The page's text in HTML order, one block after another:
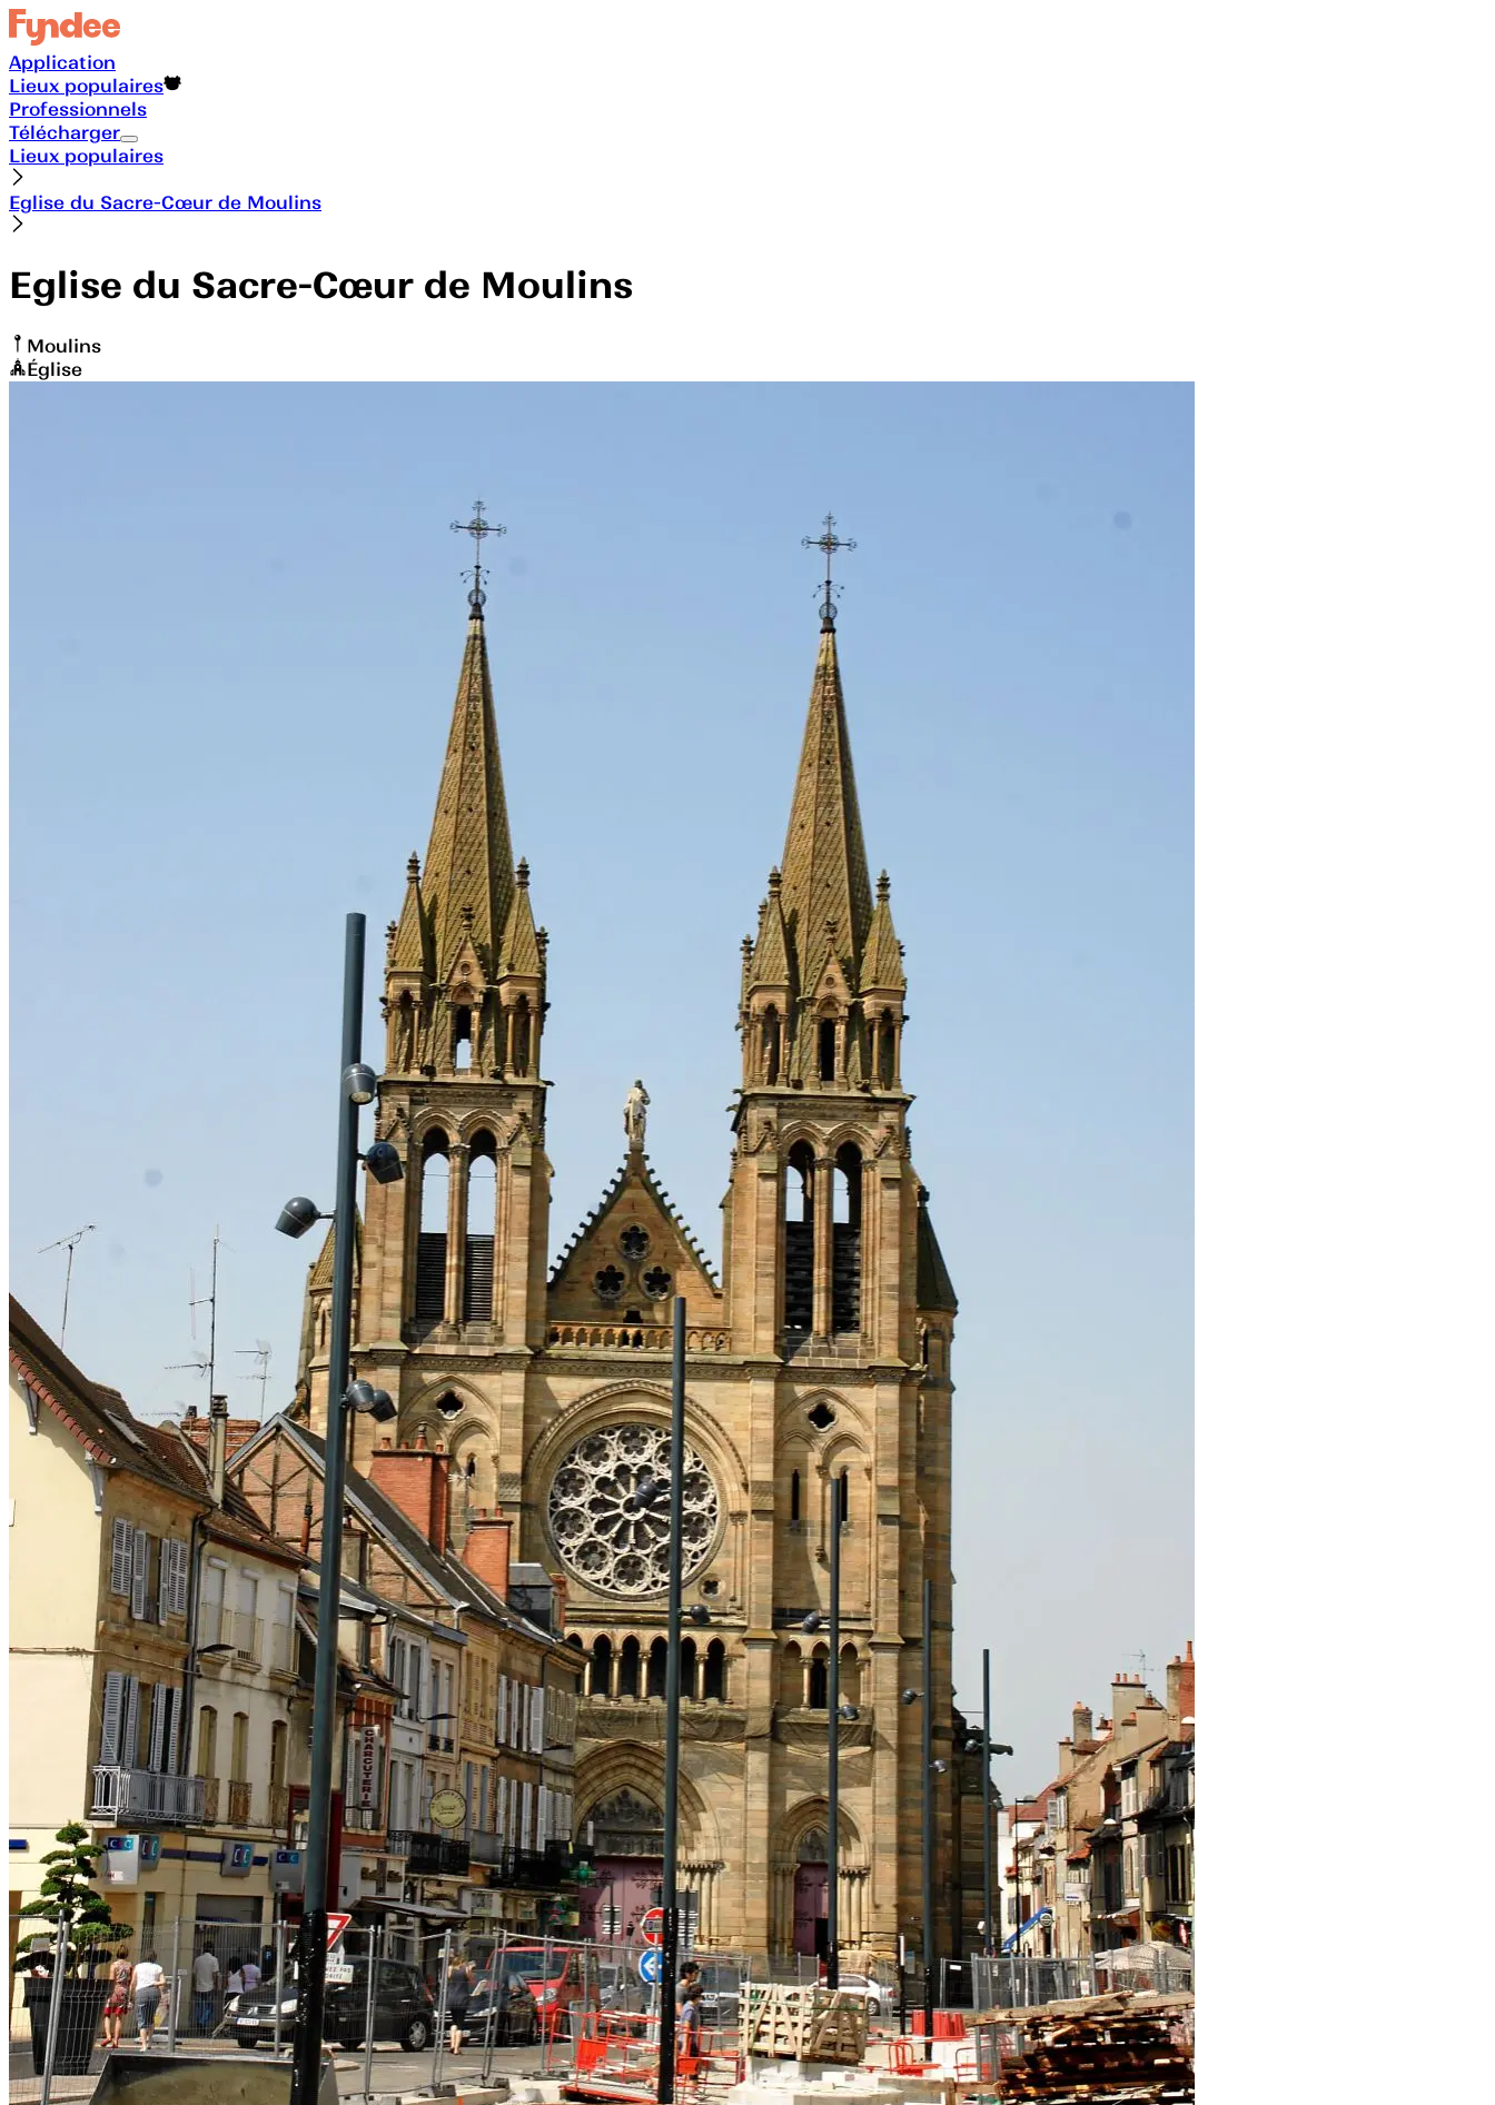
Application
Lieux populaires
Professionnels
Télécharger
Lieux populaires
Eglise du Sacre-Cœur de Moulins
Eglise du Sacre-Cœur de Moulins
Moulins
Église